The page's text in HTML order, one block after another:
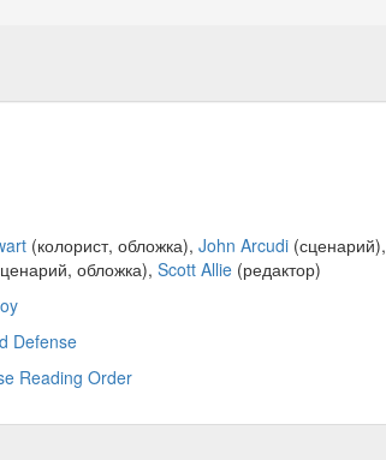
(колорист, обложка), John Arcudi(сценарий),
обложка), Scott Allie(редактор)
Defense
Reading Order